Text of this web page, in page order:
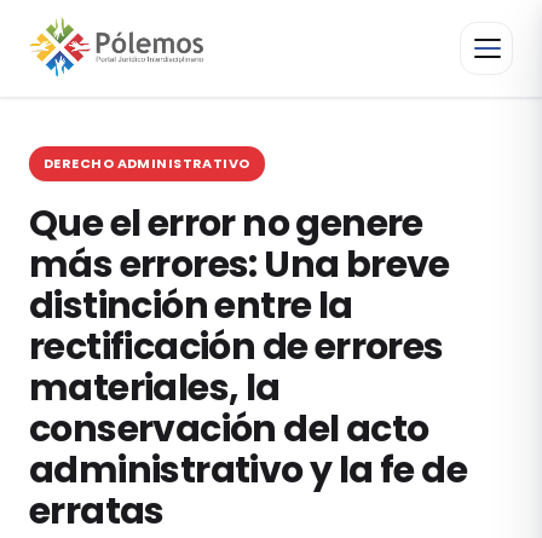
DERECHO ADMINISTRATIVO
Que el error no genere
más errores: Una breve
distinción entre la
rectificación de errores
materiales, la
conservación del acto
administrativo y la fe de
erratas